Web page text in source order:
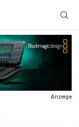
Anzeige